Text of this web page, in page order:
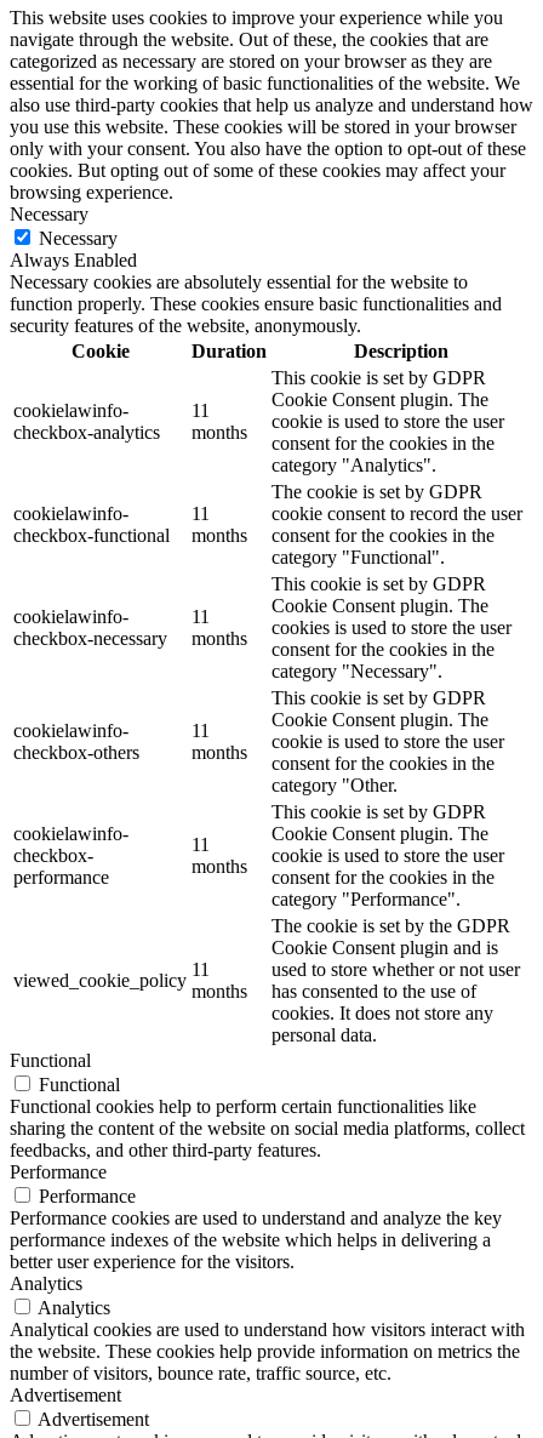
This website uses cookies to improve your experience while you
navigate through the website. Out of these, the cookies that are
categorized as necessary are stored on your browser as they are
essential for the working of basic functionalities of the website. We
also use third-party cookies that help us analyze and understand how
you use this website. These cookies will be stored in your browser
only with your consent. You also have the option to opt-out of these
cookies. But opting out of some of these cookies may affect your
browsing experience.
Necessary
Necessary
Always Enabled
Necessary cookies are absolutely essential for the website to
function properly. These cookies ensure basic functionalities and
security features of the website, anonymously.
Cookie
Duration Description
cookielawinfo-
checkbox-analytics
11
months
This cookie is set by GDPR
Cookie Consent plugin. The
cookie is used to store the user
consent for the cookies in the
category "Analytics".
cookielawinfo-
checkbox-functional
11
months
The cookie is set by GDPR
cookie consent to record the user
consent for the cookies in the
category "Functional".
cookielawinfo-
checkbox-necessary
11
months
This cookie is set by GDPR
Cookie Consent plugin. The
cookies is used to store the user
consent for the cookies in the
category "Necessary".
cookielawinfo-
checkbox-others
11
months
This cookie is set by GDPR
Cookie Consent plugin. The
cookie is used to store the user
consent for the cookies in the
category "Other.
cookielawinfo-
checkbox-
performance
11
months
This cookie is set by GDPR
Cookie Consent plugin. The
cookie is used to store the user
consent for the cookies in the
category "Performance".
viewed_cookie_policy
11
months
The cookie is set by the GDPR
Cookie Consent plugin and is
used to store whether or not user
has consented to the use of
cookies. It does not store any
personal data.
Functional
Functional
Functional cookies help to perform certain functionalities like
sharing the content of the website on social media platforms, collect
feedbacks, and other third-party features.
Performance
Performance
Performance cookies are used to understand and analyze the key
performance indexes of the website which helps in delivering a
better user experience for the visitors.
Analytics
Analytics
Analytical cookies are used to understand how visitors interact with
the website. These cookies help provide information on metrics the
number of visitors, bounce rate, traffic source, etc.
Advertisement
Advertisement